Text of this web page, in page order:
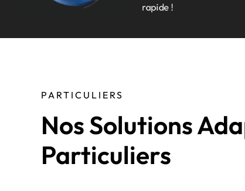
rapide !
PARTICULIERS
Nos Solutions
Particuliers